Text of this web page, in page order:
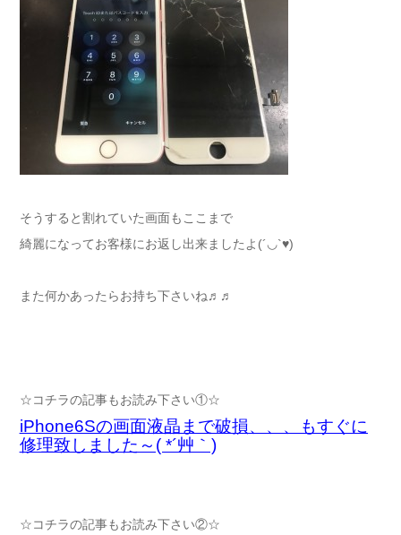
そうすると割れていた画面もここまで
綺麗になってお客様にお返し出来ましたよ(´◡`♥)
また何かあったらお持ち下さいね♬♬
☆コチラの記事もお読み下さい①☆
iPhone6Sの画面液晶まで破損、、、もすぐに
修理致しました～( *´艸｀)
☆コチラの記事もお読み下さい②☆